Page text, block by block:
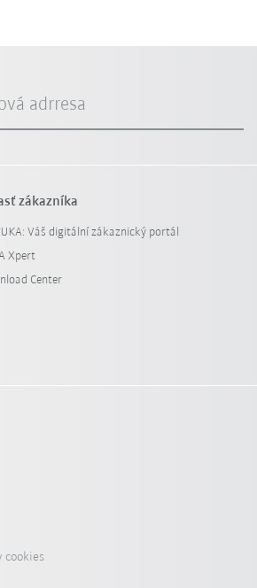
adrresa
zákazníka
Váš digitální zákaznický portál
Xpert
Center
cookies